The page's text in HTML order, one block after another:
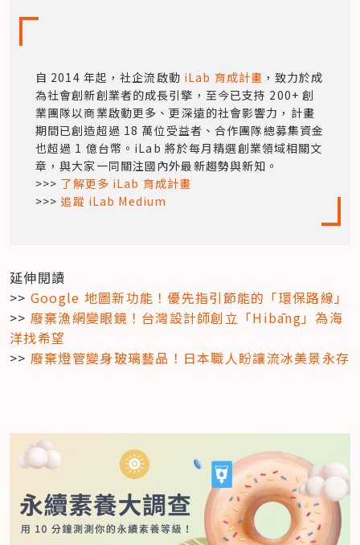
自 2014 年起，社企流啟動 iLab 育成計畫 ，致力於成
為社會創新創業者的成長引擎，至今已支持 200+ 創
業團隊以商業啟動更多、更深遠的社會影響力，計畫
期間已創造超過 18 萬位受益者、合作團隊總募集資金
也超過 1 億台幣。iLab 將於每月精選創業領域相關文
章，與大家一同關注國內外最新趨勢與新知。
>>> 了解更多 iLab 育成計畫
>>> 追蹤 iLab Medium
​延伸閱讀
>> Google 地圖新功能！優先指引節能的「環保路線」
>> 廢棄漁網變眼鏡！台灣設計師創立「Hibāng」為海
洋找希望
>> 廢棄燈管變身玻璃藝品！日本職人盼讓流冰美景永存